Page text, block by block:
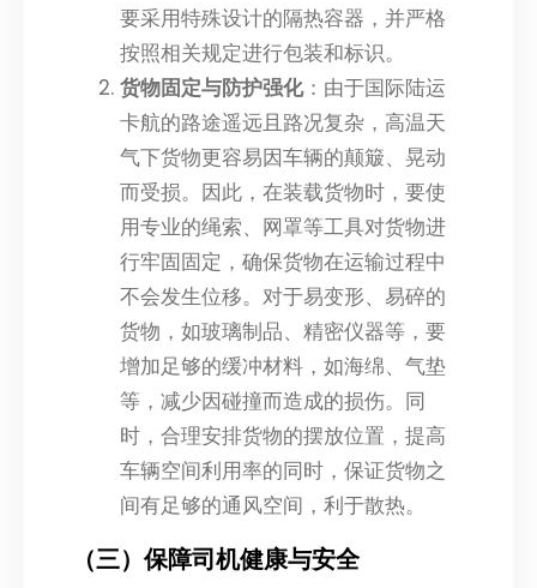
要采用特殊设计的隔热容器，并严格
按照相关规定进行包装和标识。
货物固定与防护强化：由于国际陆运
卡航的路途遥远且路况复杂，高温天
气下货物更容易因车辆的颠簸、晃动
而受损。因此，在装载货物时，要使
用专业的绳索、网罩等工具对货物进
行牢固固定，确保货物在运输过程中
不会发生位移。对于易变形、易碎的
货物，如玻璃制品、精密仪器等，要
增加足够的缓冲材料，如海绵、气垫
等，减少因碰撞而造成的损伤。同
时，合理安排货物的摆放位置，提高
车辆空间利用率的同时，保证货物之
间有足够的通风空间，利于散热。
（三）保障司机健康与安全